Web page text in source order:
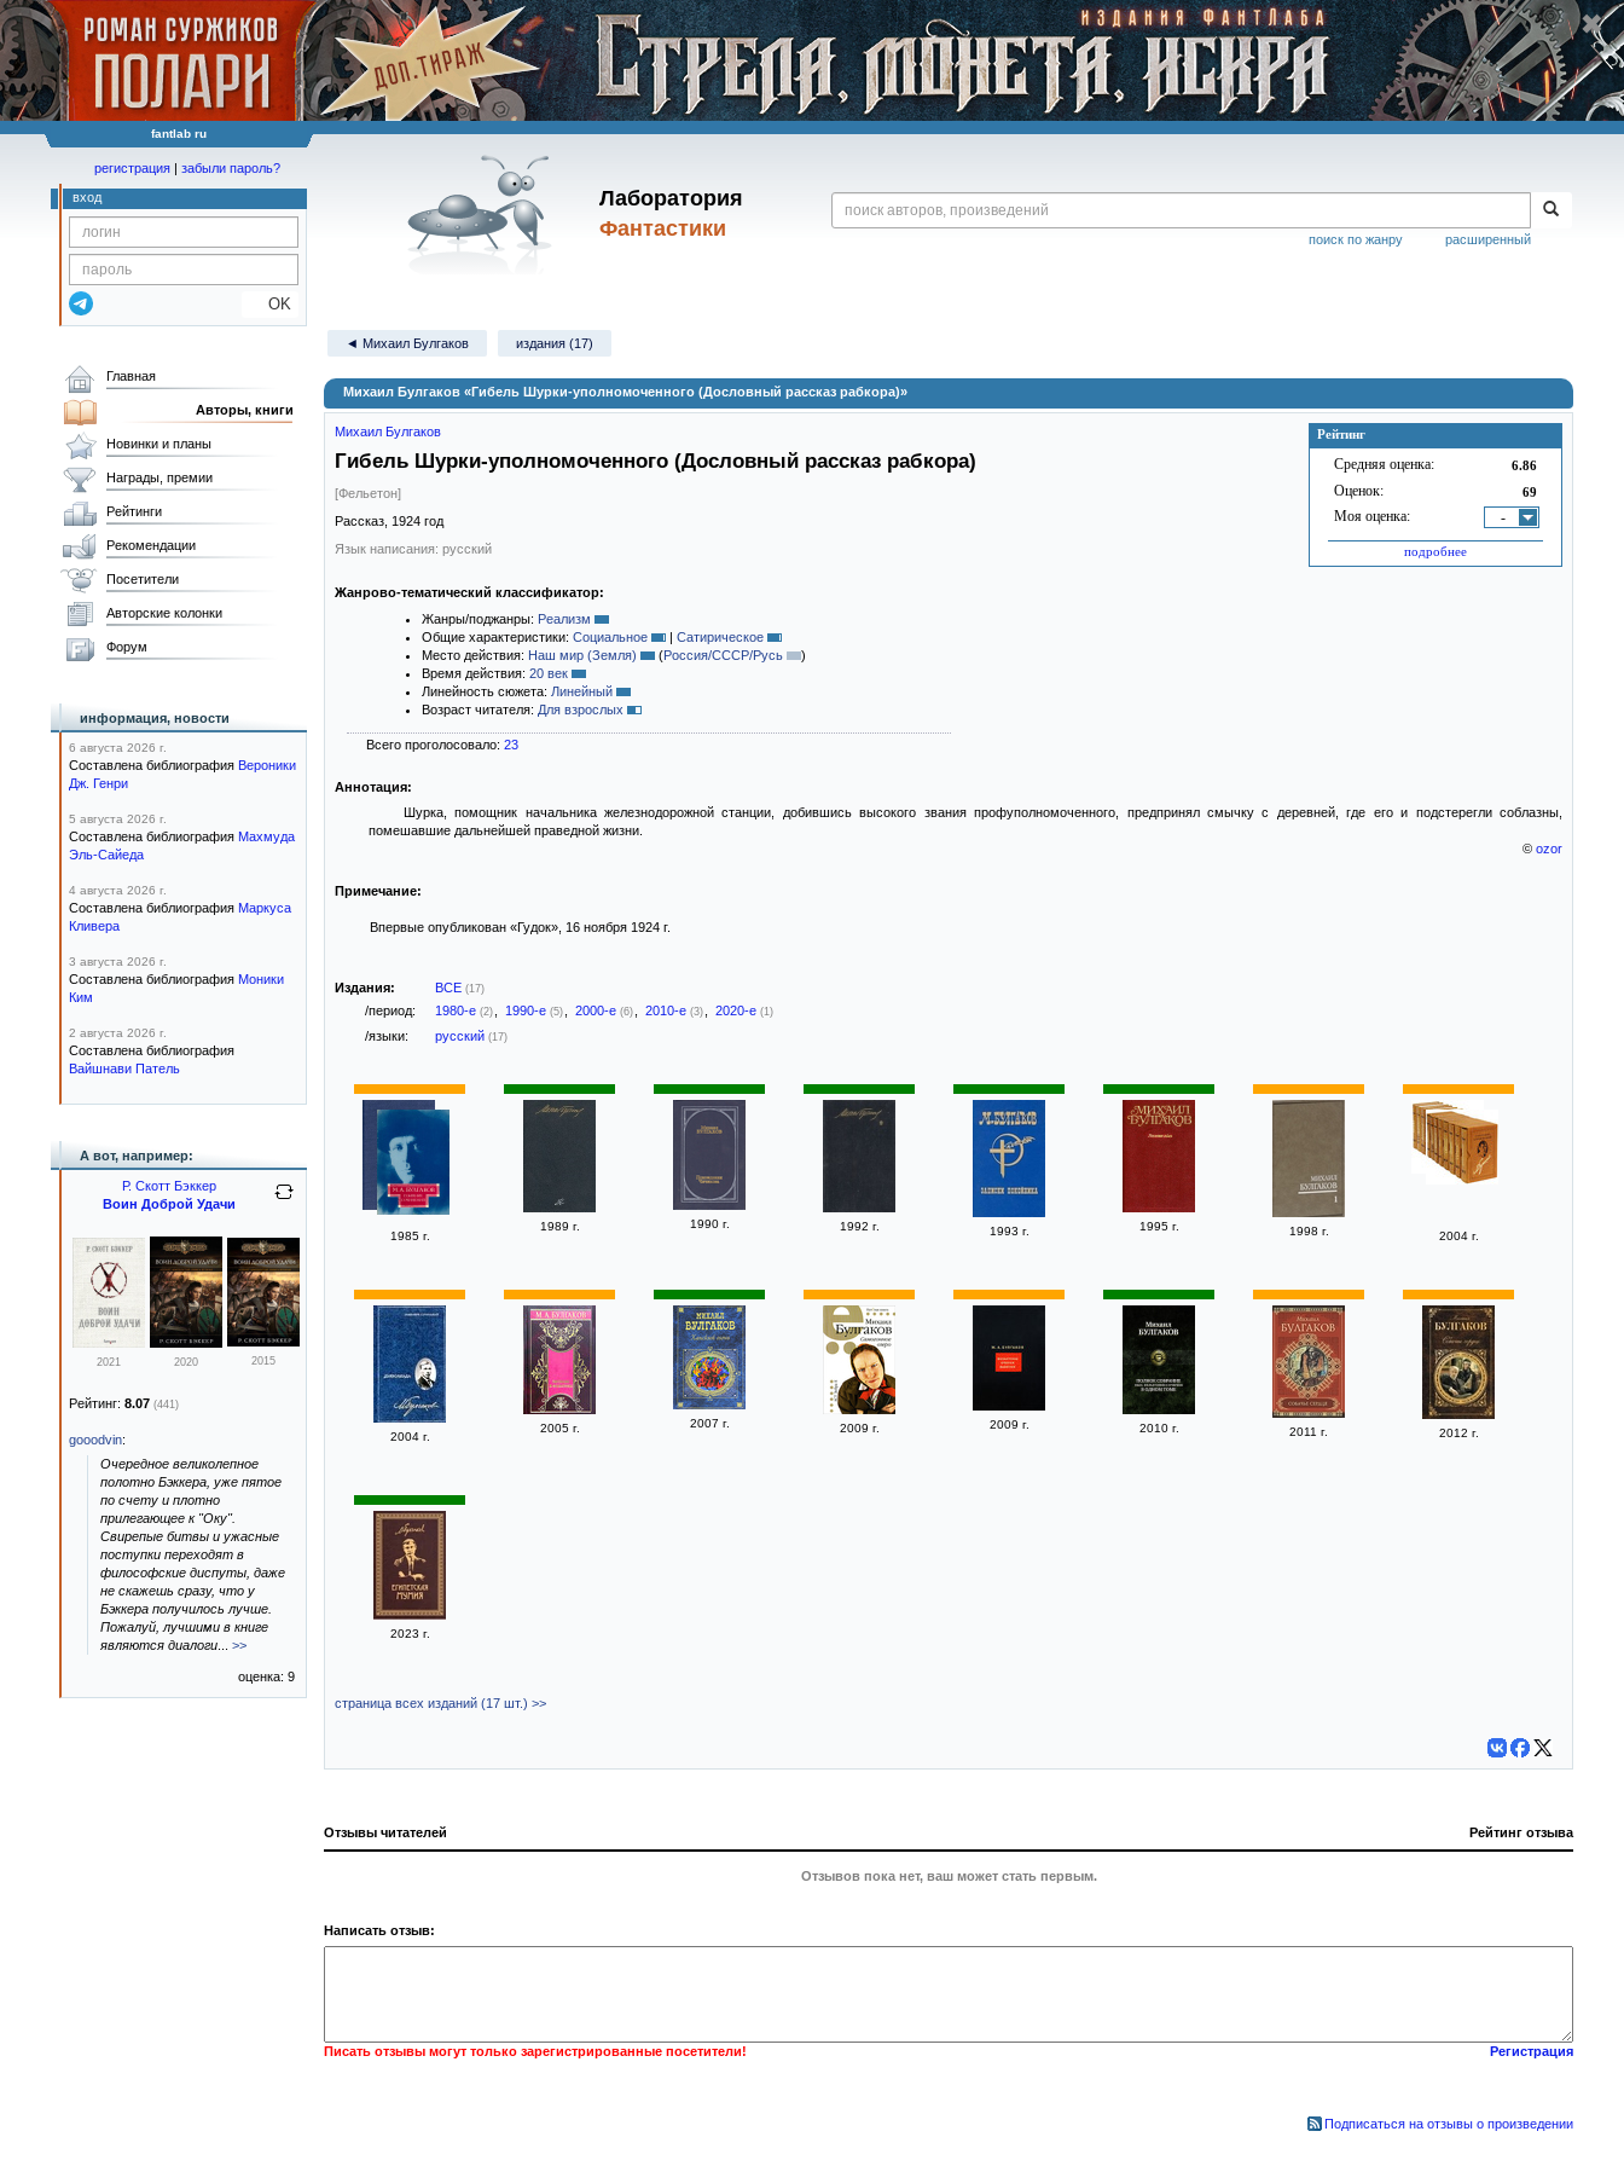
fantlab ru
Лаборатория
Фантастики
расширенный
поиск по жанру
регистрация | забыли пароль?
вход
OK
◄ Михаил Булгаков издания (17)
Михаил Булгаков «Гибель Шурки-уполномоченного (Дословный рассказ рабкора)»
Рейтинг
Средняя оценка: 6.86
Оценок: 69
Моя оценка: -
подробнее
Михаил Булгаков
Гибель Шурки-уполномоченного (Дословный рассказ рабкора)
[Фельетон]
Рассказ, 1924 год
Язык написания: русский
Жанрово-тематический классификатор:
Жанры/поджанры: Реализм
Общие характеристики: Социальное | Сатирическое
Место действия: Наш мир (Земля) (Россия/СССР/Русь
)
Время действия: 20 век
Линейность сюжета: Линейный
Возраст читателя: Для взрослых
Всего проголосовало: 23
Аннотация:
Шурка, помощник начальника железнодорожной станции, добившись высокого звания профуполномоченного, предпринял смычку с деревней, где его и подстерегли соблазны,
помешавшие дальнейшей праведной жизни.
© ozor
Примечание:
Впервые опубликован «Гудок», 16 ноября 1924 г.
Издания: ВСЕ (17)
/период: 1980-е (2) 1990-е (5) 2000-е (6) 2010-е (3) 2020-е (1)
/языки: русский (17)
1985 г.
1989 г. 1990 г. 1992 г. 1993 г. 1995 г. 1998 г. 2004 г.
2004 г.
2005 г. 2007 г. 2009 г. 2009 г. 2010 г. 2011 г. 2012 г.
2023 г.
страница всех изданий (17 шт.) >>
Отзывы читателей Рейтинг отзыва
Отзывов пока нет, ваш может стать первым.
Написать отзыв:
Писать отзывы могут только зарегистрированные посетители! Регистрация
Подписаться на отзывы о произведении
Главная
Авторы, книги
Новинки и планы
Награды, премии
Рейтинги
Рекомендации
Посетители
Авторские колонки
Форум
информация, новости
6 августа 2026 г.
Составлена библиография Вероники
Дж. Генри
5 августа 2026 г.
Составлена библиография Махмуда
Эль-Сайеда
4 августа 2026 г.
Составлена библиография Маркуса
Кливера
3 августа 2026 г.
Составлена библиография Моники
Ким
2 августа 2026 г.
Составлена библиография
Вайшнави Патель
А вот, например:
Р. Скотт Бэккер
Воин Доброй Удачи
2021 2020 2015
Рейтинг: 8.07 (441)
gooodvin:
Очередное великолепное
полотно Бэккера, уже пятое
по счету и плотно
прилегающее к "Оку".
Свирепые битвы и ужасные
поступки переходят в
философские диспуты, даже
не скажешь сразу, что у
Бэккера получилось лучше.
Пожалуй, лучшими в книге
являются диалоги
>>
оценка: 9